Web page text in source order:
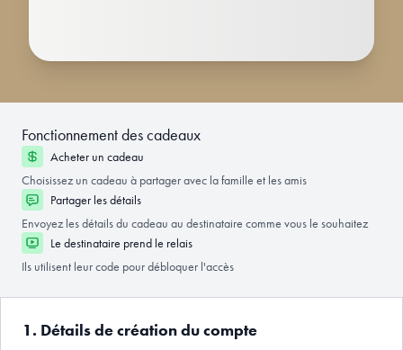
1. Détails de création du compte
Fonctionnement des cadeaux
Acheter un cadeau
Choisissez un cadeau à partager avec la famille et les amis
Partager les détails
Envoyez les détails du cadeau au destinataire comme vous le souhaitez
Le destinataire prend le relais
Ils utilisent leur code pour débloquer l'accès